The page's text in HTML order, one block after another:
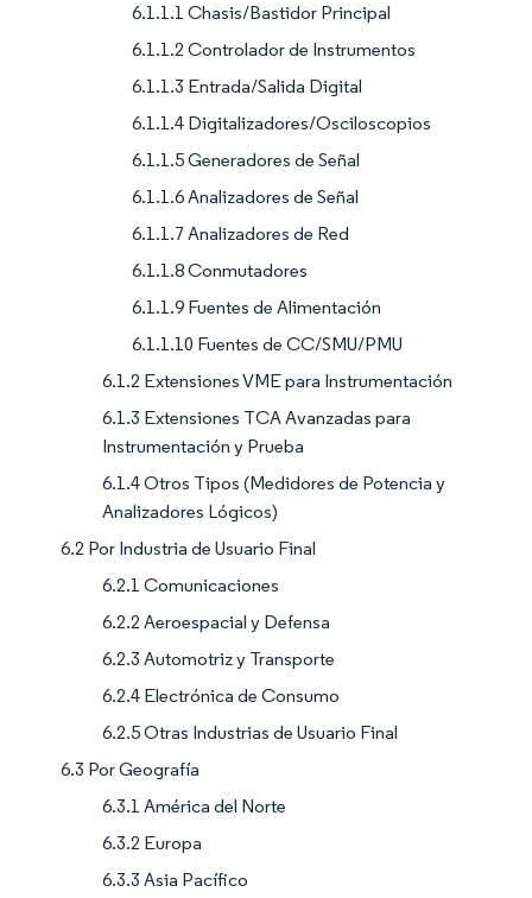
6.1.1.1 Chasis/Bastidor Principal
6.1.1.2 Controlador de Instrumentos
6.1.1.3 Entrada/Salida Digital
6.1.1.4 Digitalizadores/Osciloscopios
6.1.1.5 Generadores de Señal
6.1.1.6 Analizadores de Señal
6.1.1.7 Analizadores de Red
6.1.1.8 Conmutadores
6.1.1.9 Fuentes de Alimentación
6.1.1.10 Fuentes de CC/SMU/PMU
6.1.2 Extensiones VME para Instrumentación
6.1.3 Extensiones TCA Avanzadas para
Instrumentación y Prueba
6.1.4 Otros Tipos (Medidores de Potencia y
Analizadores Lógicos)
6.2 Por Industria de Usuario Final
6.2.1 Comunicaciones
6.2.2 Aeroespacial y Defensa
6.2.3 Automotriz y Transporte
6.2.4 Electrónica de Consumo
6.2.5 Otras Industrias de Usuario Final
6.3 Por Geografía
6.3.1 América del Norte
6.3.2 Europa
6.3.3 Asia Pacífico